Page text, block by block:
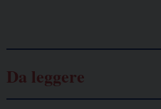
Da leggere